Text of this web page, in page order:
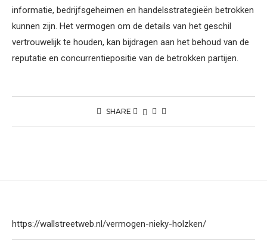
informatie, bedrijfsgeheimen en handelsstrategieën betrokken
kunnen zijn. Het vermogen om de details van het geschil
vertrouwelijk te houden, kan bijdragen aan het behoud van de
reputatie en concurrentiepositie van de betrokken partijen.
SHARE
https://wallstreetweb.nl/vermogen-nieky-holzken/